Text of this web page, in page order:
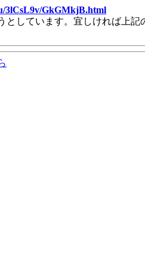
3lCsL9v/GkGMkjB.html
としています。宜しければ上